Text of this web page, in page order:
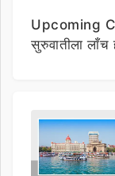
Upcoming
सुरुवातीला लाँच